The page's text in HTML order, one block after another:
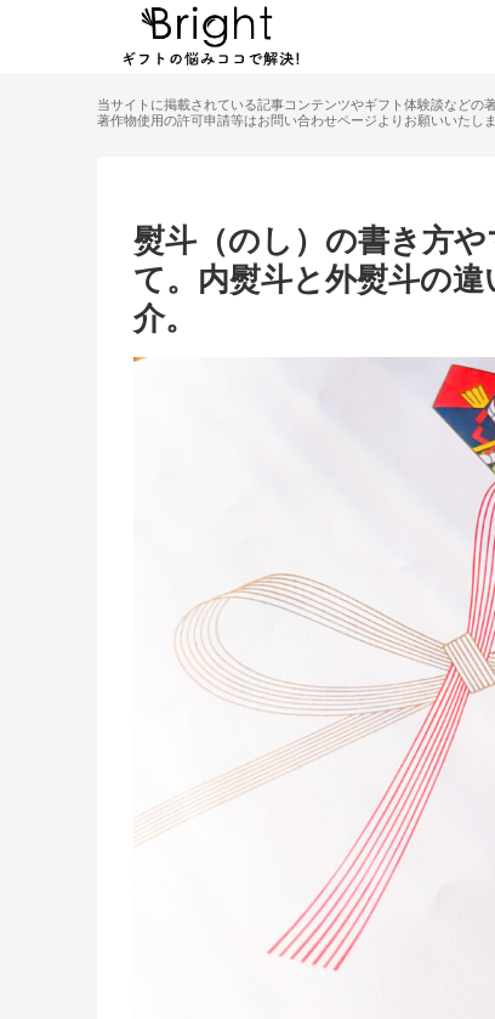
当サイトに掲載されている記事コンテンツやギフト体験談など
著作物使用の許可申請等はお問い合わせページよりお願いいたしま
熨斗（のし）の書き方
て。内熨斗と外熨斗の
介。